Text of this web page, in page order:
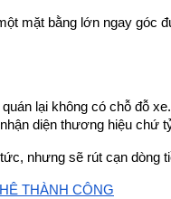
mặt bằng lớn ngay
lại không có chỗ đỗ
diện thương hiệu chứ
nhưng sẽ rút cạn dòng
THÀNH CÔNG